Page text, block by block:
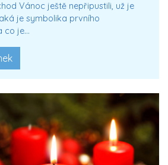
Vánoc ještě nepřipustili, už je
je symbolika prvního
co je…